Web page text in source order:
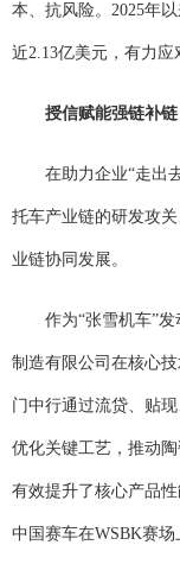
本、抗风险。2025年
近2.13亿美元，有力应
授信赋能强链补链
在助力企业“走出
托车产业链的研发攻
业链协同发展。
作为“张雪机车”
制造有限公司在核心
门中行通过流贷、贴
优化关键工艺，推动
有效提升了核心产品
中国赛车在WSBK赛场